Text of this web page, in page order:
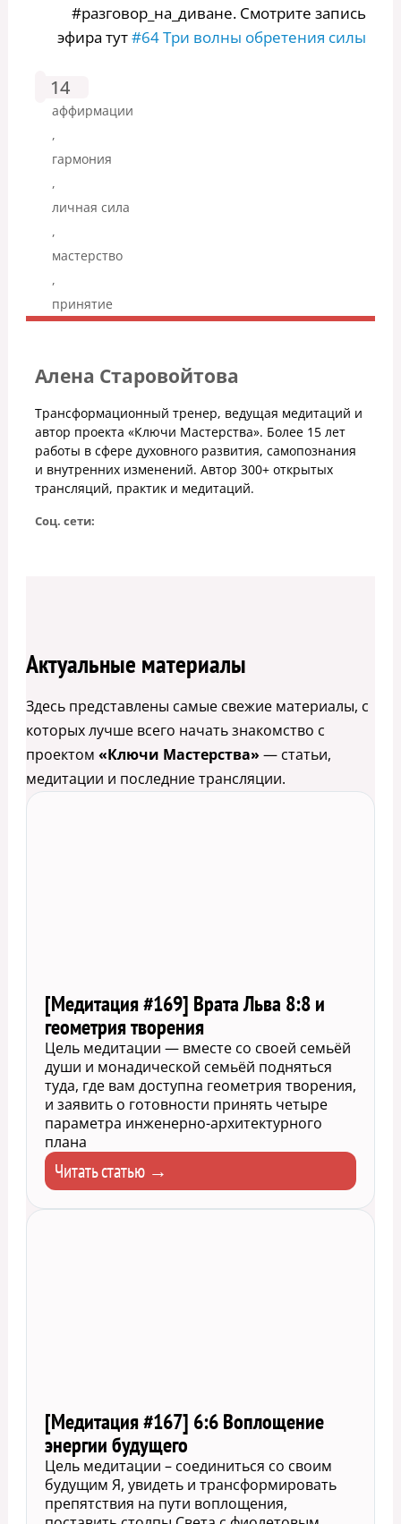
#разговор_на_диване. Смотрите запись
эфира тут#64 Три волны обретения силы
аффирмации
,
гармония
,
личная сила
,
мастерство
,
принятие
14
Алена Старовойтова
Трансформационный тренер, ведущая медитаций и
автор проекта «Ключи Мастерства». Более 15 лет
работы в сфере духовного развития, самопознания
и внутренних изменений. Автор 300+ открытых
трансляций, практик и медитаций.
Соц. сети:
Актуальные материалы
Здесь представлены самые свежие материалы, с
которых лучше всего начать знакомство с
проектом «Ключи Мастерства» — статьи,
медитации и последние трансляции.
[Медитация #169] Врата Льва 8:8 и
геометрия творения
Цель медитации — вместе со своей семьёй
души и монадической семьёй подняться
туда, где вам доступна геометрия творения,
и заявить о готовности принять четыре
параметра инженерно-архитектурного
плана
Читать статью →
[Медитация #167] 6:6 Воплощение
энергии будущего
Цель медитации – соединиться со своим
будущим Я, увидеть и трансформировать
препятствия на пути воплощения,